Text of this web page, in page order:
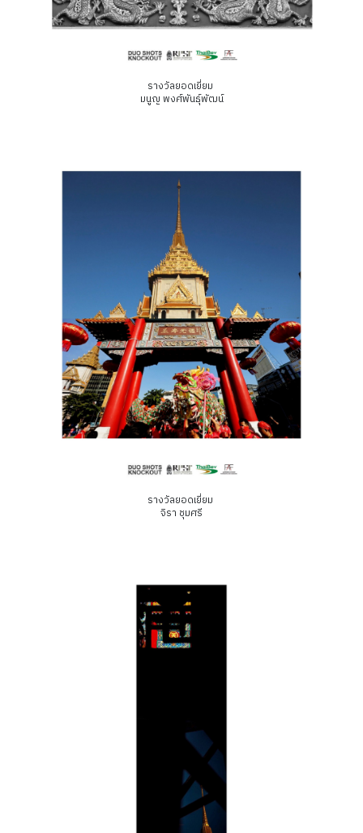
รางวัลยอดเยี่ยม
มนูญ พงศ์พันธุ์พัฒน์
รางวัลยอดเยี่ยม
จิรา ชุมศรี